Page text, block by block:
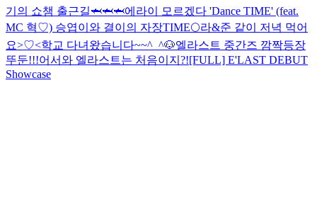
기의 쇼챔 출근길🦈🦈🦈에라이 모르겠다 'Dance TIME' (feat.
MC 혁♡) 승엽이와 결이의 자장TIME🌕라&준 같이 저녁 먹어
요>♡<학교 다녀왔습니다~~^_^🐶엘라스트 중간즈 깜짝등장
뚜둔!!!어서와 엘라스트는 처음이지?![FULL] E'LAST DEBUT
Showcase